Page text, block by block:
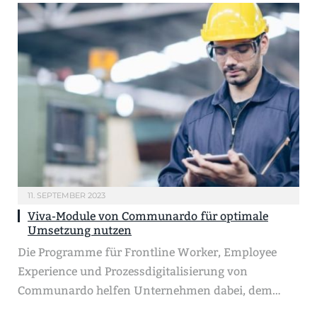
11. SEPTEMBER 2023
Viva-Module von Communardo für optimale
Umsetzung nutzen
Die Programme für Frontline Worker, Employee
Experience und Prozessdigitalisierung von
Communardo helfen Unternehmen dabei, dem…